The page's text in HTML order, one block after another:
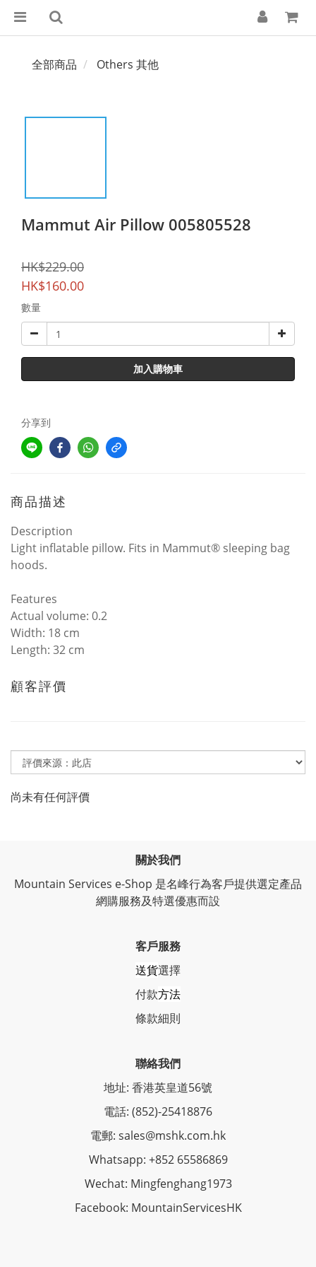
全部商品 Others 其他
Mammut Air Pillow 005805528
HK$229.00
HK$160.00
數量
加入購物車
分享到
商品描述
Description
Light inflatable pillow. Fits in Mammut® sleeping bag
hoods.
Features
Actual volume: 0.2
Width: 18 cm
Length: 32 cm
顧客評價
尚未有任何評價
關於我們
Mountain Services e-Shop 是名峰行為客戶提供選定產品
網購服務及特選優惠而設
客戶服務
送貨選擇
付款方法
條款細則
聯絡我們
地址: 香港英皇道56號
電話: (852)-25418876
電郵: sales@mshk.com.hk
Whatsapp: +852 65586869
Wechat: Mingfenghang1973
Facebook: MountainServicesHK